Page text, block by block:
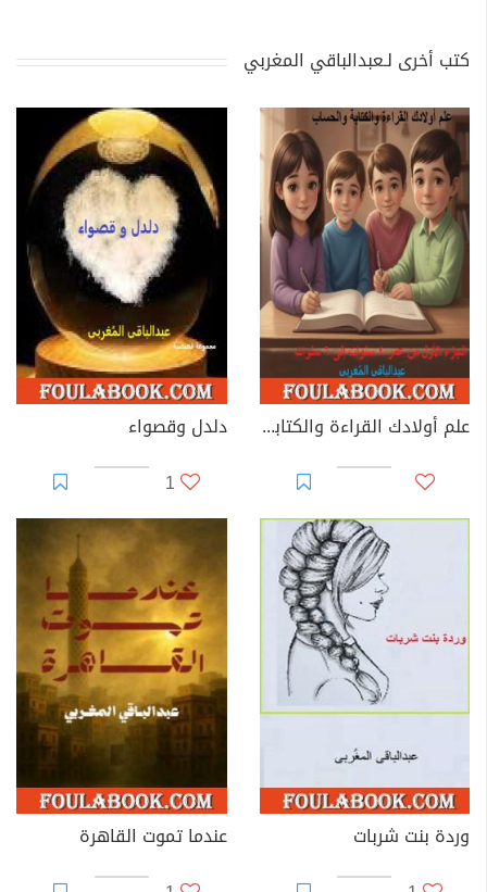
كتب أخرى لـعبدالباقي المغربي
علم أولادك القراءة والكتابة والحساب
دلدل وقصواء
1
وردة بنت شربات
عندما تموت القاهرة